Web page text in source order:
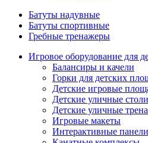
Батуты надувные
Батуты спортивные
Гребные тренажеры
Игровое оборудование для
Балансиры и качели
Горки для детских
Детские игровые
Детские уличные
Детские уличные
Игровые макеты
Интерактивные панели